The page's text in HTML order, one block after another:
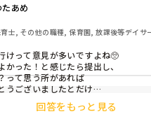
やはり履歴書や職務経歴書を持
うか？
たあめ
士, その他の職種, 保育園, 放課後等デイサ
けって意見が多いですよね🥺
かった！と感じたら提出し、
って思う所があれば
うございましたとだけ
人情報の履歴書は渡さず帰ります🥺！
回答をもっと見る